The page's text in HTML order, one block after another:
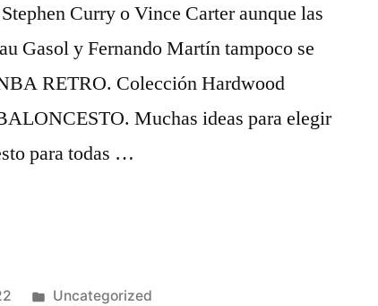
Curry o Vince Carter aunque las
Gasol y Fernando Martín tampoco se
RETRO. Colección Hardwood
Muchas ideas para elegir
para todas …
Publicado
Uncategorized